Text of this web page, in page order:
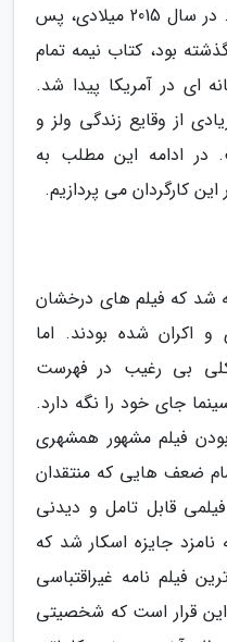
مشهور، ارنست همینگوی داشت. در سال 2015 میلادی، پس
گذشته بود، کتاب نیمه تمام
ای در آمریکا پیدا شد.
از وقایع زندگی ولز و
ادامه این مطلب به
کارگردان می پردازیم.
شد که فیلم های درخشان
و اکران شده بودند. اما
بی رغیب در فهرست
جای خود را نگه دارد.
فیلم مشهور همشهری
ضعف هایی که منتقدان
قابل تامل و دیدنی
جایزه اسکار شد که
فیلم نامه غیراقتباسی
این قرار است که شخصیتی